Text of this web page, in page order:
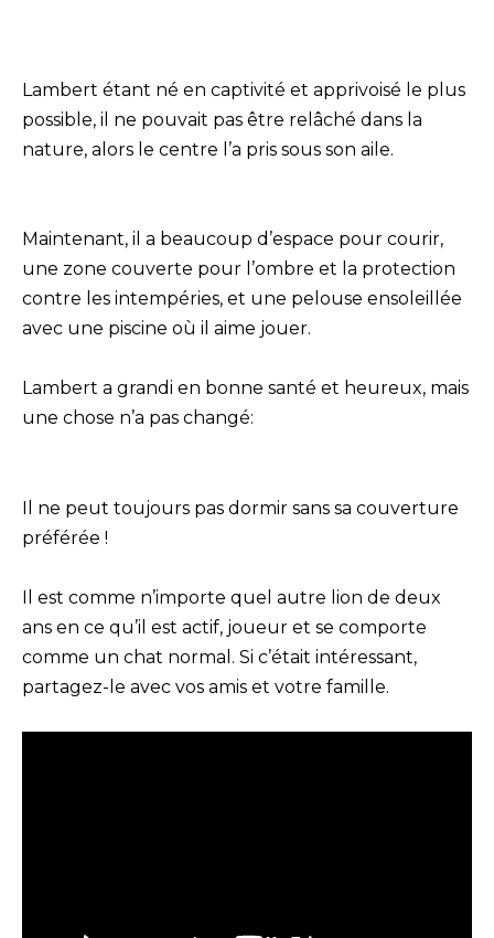
Lambert étant né en captivité et apprivoisé le plus
possible, il ne pouvait pas être relâché dans la
nature, alors le centre l’a pris sous son aile.
Maintenant, il a beaucoup d’espace pour courir,
une zone couverte pour l’ombre et la protection
contre les intempéries, et une pelouse ensoleillée
avec une piscine où il aime jouer.
Lambert a grandi en bonne santé et heureux, mais
une chose n’a pas changé:
Il ne peut toujours pas dormir sans sa couverture
préférée !
Il est comme n’importe quel autre lion de deux
ans en ce qu’il est actif, joueur et se comporte
comme un chat normal. Si c’était intéressant,
partagez-le avec vos amis et votre famille.